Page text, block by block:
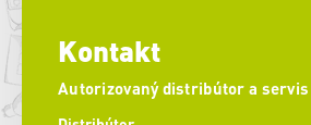
Kontakt
Autorizovaný distribútor a servis